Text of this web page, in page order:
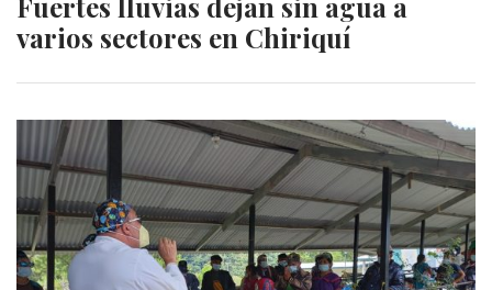
Fuertes lluvias dejan sin agua a
varios sectores en Chiriquí